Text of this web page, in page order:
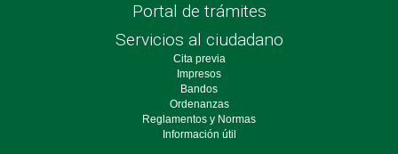
Portal de trámites
Servicios al ciudadano
Cita previa
Impresos
Bandos
Ordenanzas
Reglamentos y Normas
Información útil